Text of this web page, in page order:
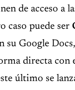
de acceso a
caso puede ser
su Google
directa con
último se